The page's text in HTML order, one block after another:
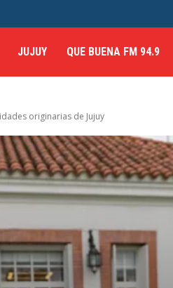
JUJUY QUE BUENA FM 94.9
originarias de Jujuy